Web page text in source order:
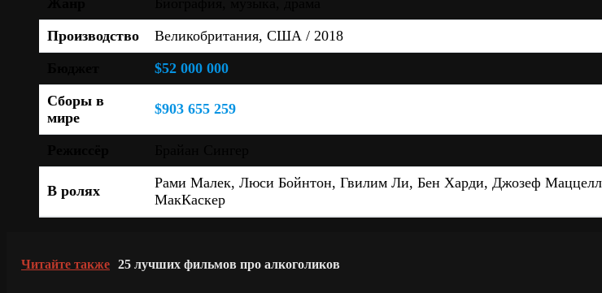
Производство
Великобритания, США / 2018
$52 000 000
Сборы в
мире
$903 655 259
В ролях
Рами Малек, Люси Бойнтон, Гвилим Ли, Бен Харди, Джозеф
МакКаскер
Читайте также 25 лучших фильмов про алкоголиков